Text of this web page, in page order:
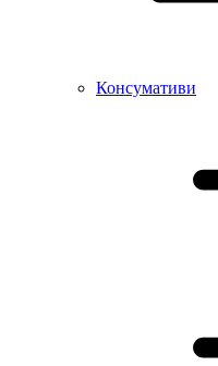
Консумативи